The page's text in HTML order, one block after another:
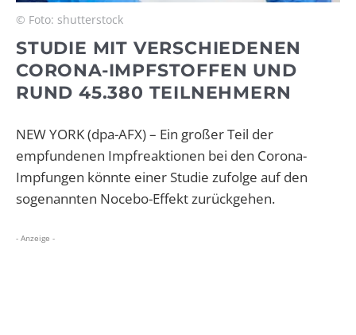
© Foto: shutterstock
STUDIE MIT VERSCHIEDENEN
CORONA-IMPFSTOFFEN UND
RUND 45.380 TEILNEHMERN
NEW YORK (dpa-AFX) – Ein großer Teil der
empfundenen Impfreaktionen bei den Corona-
Impfungen könnte einer Studie zufolge auf den
sogenannten Nocebo-Effekt zurückgehen.
- Anzeige -